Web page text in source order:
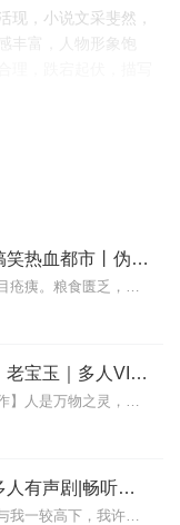
现，小说文采斐然，
丰富，人物形象饱
是女频小说
是难得!常听人言，古
似乎与我的内心产生
情感，如此佳音，实
第九特区丨头陀渊演播丨搞笑热血都市丨伪戒丨VIP免费多人有声剧
【内容简介】灾变过后，大地满目疮痍。粮食匮乏，资源紧俏，局势混乱……一位从待规划区杀出来的青年，背对着漫天黄沙，孤身来到九区谋生，却不曾想偶然结识三五好友，一念...
蛊真人｜大爱仙尊｜热血｜老宝玉｜多人VIP免费有声剧
内容简介【黑暗文反派流封神之作】人是万物之灵，蛊是天地真精。一个穿越者不断重生的故事。一个养蛊、炼蛊、用蛊的奇特世界。配音组（男角色）老宝玉旁白...
大奉打更人丨头陀渊领衔多人有声剧|畅听全集|王鹤棣、田曦薇主演影视剧原著|卖报小郎君
【冒泡有奖】听说杨千幻那厮要与我一较高下，我许七安要开始装叉了！快进入声音播放页戳下方输入框，冒个泡偷偷告诉我，我要用哪些诗词才能胜过他？说得好的，有赏！202...